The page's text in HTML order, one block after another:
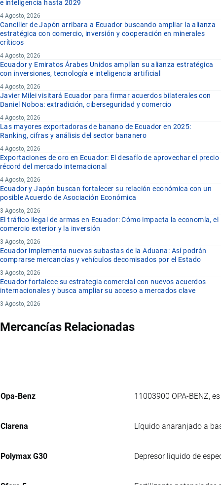
e inteligencia hasta 2029
4 Agosto, 2026
Canciller de Japón arribara a Ecuador buscando ampliar la alianza
estratégica con comercio, inversión y cooperación en minerales
críticos
4 Agosto, 2026
Ecuador y Emiratos Árabes Unidos amplían su alianza estratégica
con inversiones, tecnología e inteligencia artificial
4 Agosto, 2026
Javier Milei visitará Ecuador para firmar acuerdos bilaterales con
Daniel Noboa: extradición, ciberseguridad y comercio
4 Agosto, 2026
Las mayores exportadoras de banano de Ecuador en 2025:
Ranking, cifras y análisis del sector bananero
4 Agosto, 2026
Exportaciones de oro en Ecuador: El desafío de aprovechar el precio
récord del mercado internacional
4 Agosto, 2026
Ecuador y Japón buscan fortalecer su relación económica con un
posible Acuerdo de Asociación Económica
3 Agosto, 2026
El tráfico ilegal de armas en Ecuador: Cómo impacta la economía, el
comercio exterior y la inversión
3 Agosto, 2026
Ecuador implementa nuevas subastas de la Aduana: Así podrán
comprarse mercancías y vehículos decomisados por el Estado
3 Agosto, 2026
Ecuador fortalece su estrategia comercial con nuevos acuerdos
internacionales y busca ampliar su acceso a mercados clave
3 Agosto, 2026
Mercancías Relacionadas
Opa-Benz 11003900 OPA-BENZ,
Clarena Líquido anaranjado a
Polymax G30 Depresor liquido de